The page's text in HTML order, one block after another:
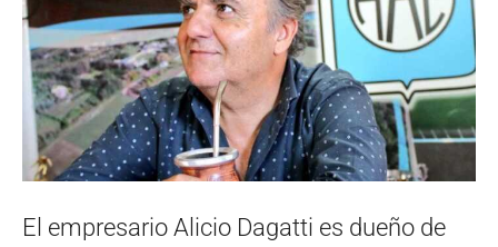
El empresario Alicio Dagatti es dueño de